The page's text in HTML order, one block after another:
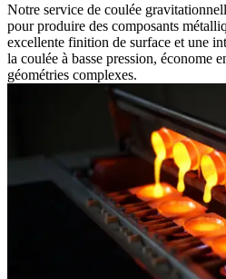
Notre service de coulée
pour produire des composants
excellente finition de surface et une
la coulée à basse pression, économe
géométries complexes.